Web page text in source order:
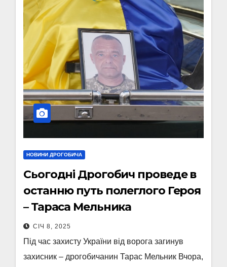
НОВИНИ ДРОГОБИЧА
Сьогодні Дрогобич проведе в
останню путь полеглого Героя
– Тараса Мельника
СІЧ 8, 2025
Під час захисту України від ворога загинув
захисник – дрогобичанин Тарас Мельник Вчора,